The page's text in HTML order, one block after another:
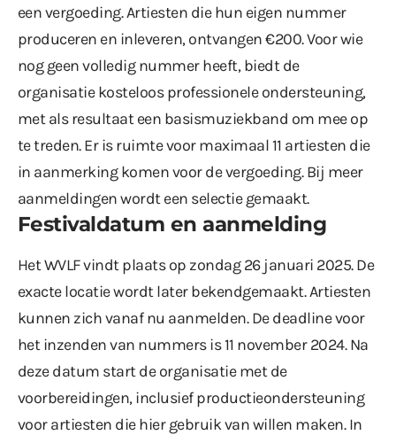
een vergoeding. Artiesten die hun eigen nummer
produceren en inleveren, ontvangen €200. Voor wie
nog geen volledig nummer heeft, biedt de
organisatie kosteloos professionele ondersteuning,
met als resultaat een basismuziekband om mee op
te treden. Er is ruimte voor maximaal 11 artiesten die
in aanmerking komen voor de vergoeding. Bij meer
aanmeldingen wordt een selectie gemaakt.
Festivaldatum en aanmelding
Het WVLF vindt plaats op zondag 26 januari 2025. De
exacte locatie wordt later bekendgemaakt. Artiesten
kunnen zich vanaf nu aanmelden. De deadline voor
het inzenden van nummers is 11 november 2024. Na
deze datum start de organisatie met de
voorbereidingen, inclusief productieondersteuning
voor artiesten die hier gebruik van willen maken. In